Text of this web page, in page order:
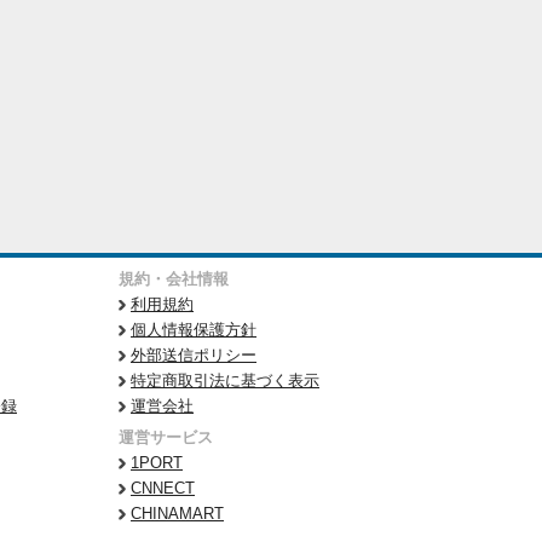
規約・会社情報
利用規約
個人情報保護方針
外部送信ポリシー
特定商取引法に基づく表示
運営会社
運営サービス
1PORT
CNNECT
CHINAMART